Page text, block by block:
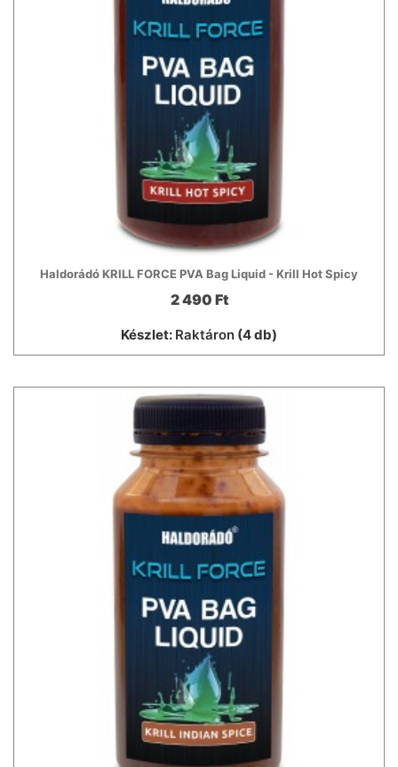
Haldorádó KRILL FORCE PVA Bag Liquid - Krill Hot Spicy
2 490 Ft
Készlet: Raktáron (4 db)